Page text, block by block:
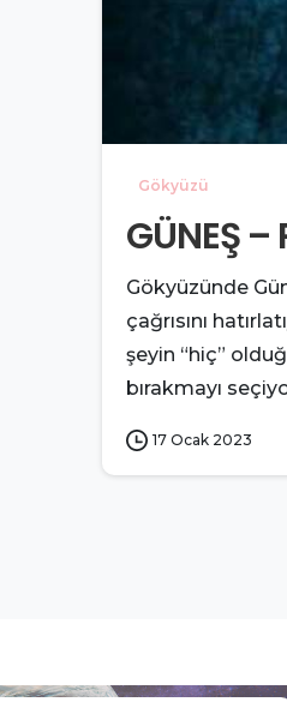
Gökyüzü
GÜNEŞ –
Gökyüzünde
çağrısını
şeyin “hiç”
bırakmayı
17 Ocak 2023